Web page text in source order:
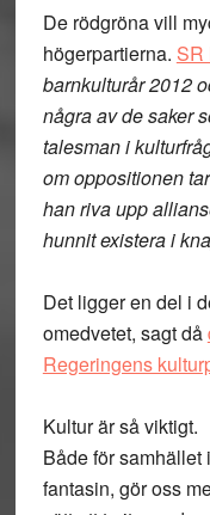
De rödgröna vill
högerpartierna. SR
barnkulturår 2012
några av de saker
talesman i
om oppositionen
han riva upp
hunnit existera i
Det ligger en del i
omedvetet, sagt då
Regeringens
Kultur är så viktigt.
Både för samhället
fantasin, gör oss